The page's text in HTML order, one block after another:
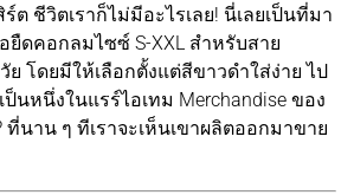
ต ชีวิตเราก็ไม่มีอะไรเลย! นี่เลยเป็นที่มา
ยืดคอกลมไซซ์ S-XXL สำหรับสาย
ย โดยมีให้เลือกตั้งแต่สีขาวดำใส่ง่าย ไป
ป็นหนึ่งในแรร์ไอเทม Merchandise ของ
ที่นาน ๆ ทีเราจะเห็นเขาผลิตออกมาขาย